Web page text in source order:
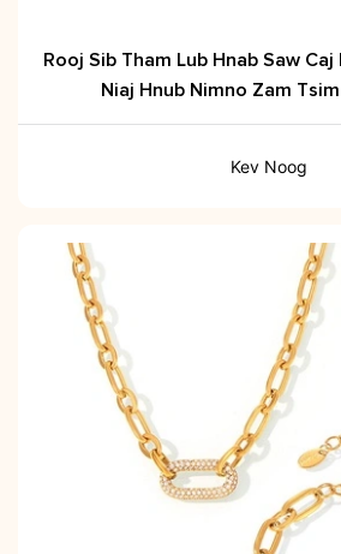
Rooj Sib Tham Lub Hnab Saw
Niaj Hnub Nimno Zam
Kev Noog